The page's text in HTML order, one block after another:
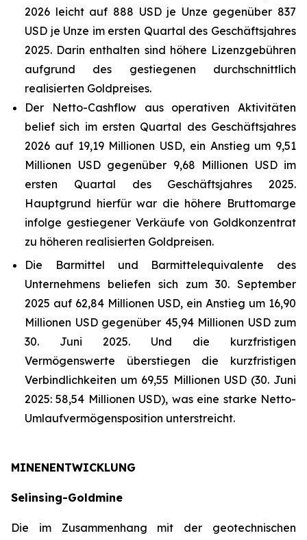
2026 leicht auf 888 USD je Unze gegenüber 837
USD je Unze im ersten Quartal des Geschäftsjahres
2025. Darin enthalten sind höhere Lizenzgebühren
aufgrund des gestiegenen durchschnittlich
realisierten Goldpreises.
Der Netto-Cashflow aus operativen Aktivitäten
belief sich im ersten Quartal des Geschäftsjahres
2026 auf 19,19 Millionen USD, ein Anstieg um 9,51
Millionen USD gegenüber 9,68 Millionen USD im
ersten Quartal des Geschäftsjahres 2025.
Hauptgrund hierfür war die höhere Bruttomarge
infolge gestiegener Verkäufe von Goldkonzentrat
zu höheren realisierten Goldpreisen.
Die Barmittel und Barmittelequivalente des
Unternehmens beliefen sich zum 30. September
2025 auf 62,84 Millionen USD, ein Anstieg um 16,90
Millionen USD gegenüber 45,94 Millionen USD zum
30. Juni 2025. Und die kurzfristigen
Vermögenswerte überstiegen die kurzfristigen
Verbindlichkeiten um 69,55 Millionen USD (30. Juni
2025: 58,54 Millionen USD), was eine starke Netto-
Umlaufvermögensposition unterstreicht.
MINENENTWICKLUNG
Selinsing-Goldmine
Die im Zusammenhang mit der geotechnischen